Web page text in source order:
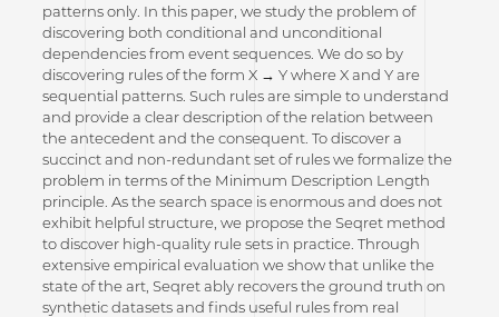
patterns only. In this paper, we study the problem of
discovering both conditional and unconditional
dependencies from event sequences. We do so by
discovering rules of the form X → Y where X and Y are
sequential patterns. Such rules are simple to understand
and provide a clear description of the relation between
the antecedent and the consequent. To discover a
succinct and non-redundant set of rules we formalize the
problem in terms of the Minimum Description Length
principle. As the search space is enormous and does not
exhibit helpful structure, we propose the Seqret method
to discover high-quality rule sets in practice. Through
extensive empirical evaluation we show that unlike the
state of the art, Seqret ably recovers the ground truth on
synthetic datasets and finds useful rules from real